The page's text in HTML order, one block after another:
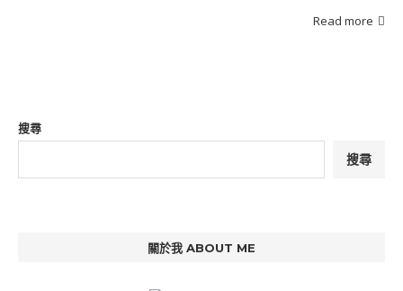
Read more
搜尋
搜尋
關於我 ABOUT ME